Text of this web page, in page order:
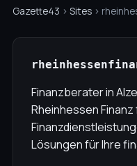
Gazette43 › Sites ›
Finanzberater in
Rheinhessen
Lösungen für Ihre